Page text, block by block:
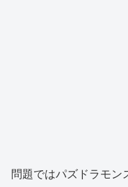
問題ではパズドラモン